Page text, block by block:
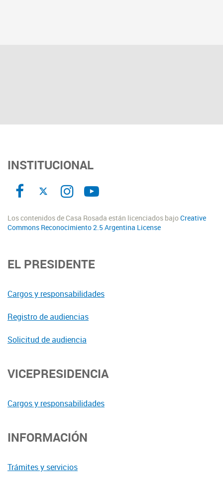
INSTITUCIONAL
Los contenidos de Casa Rosada están licenciados bajoCreative
Commons Reconocimiento 2.5 Argentina License
EL PRESIDENTE
Cargos y responsabilidades
Registro de audiencias
Solicitud de audiencia
VICEPRESIDENCIA
Cargos y responsabilidades
INFORMACIÓN
Trámites y servicios